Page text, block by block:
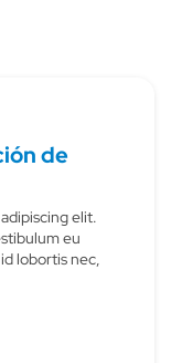
de
elit.
eu
lobortis nec,